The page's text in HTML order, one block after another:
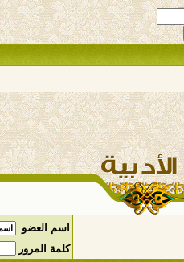
اسم العضو
كلمة المرور